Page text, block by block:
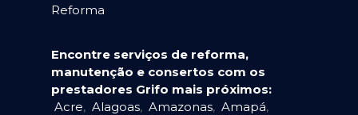
Reforma
Encontre serviços de reforma,
manutenção e consertos com os
prestadores Grifo mais próximos:
Acre, Alagoas, Amazonas, Amapá,